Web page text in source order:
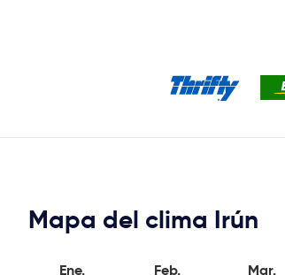
Mapa del clima Irún
Ene. Feb. Mar.